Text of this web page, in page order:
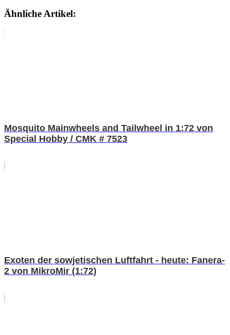
Ähnliche Artikel:
Mosquito Mainwheels and Tailwheel in 1:72 von
Special Hobby / CMK # 7523
Exoten der sowjetischen Luftfahrt - heute: Fanera-
2 von MikroMir (1:72)